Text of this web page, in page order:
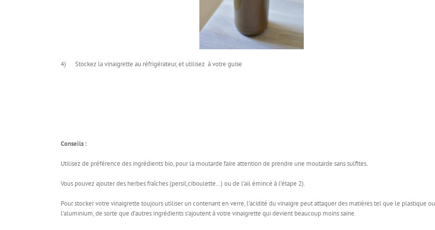
4) Stockez la vinaigrette au réfrigérateur, et utilisez à votre guise
Conseils :
Utilisez de préférence des ingrédients bio, pour la moutarde faire attention de prendre une moutarde sans sulfites.
Vous pouvez ajouter des herbes fraîches (persil,ciboulette…) ou de l’ail émincé à l’étape 2).
Pour stocker votre vinaigrette toujours utiliser un contenant en verre, l’acidité du vinaigre peut attaquer des matières tel que le plastique ou
l’aluminium, de sorte que d’autres ingrédients s’ajoutent à votre vinaigrette qui devient beaucoup moins saine.